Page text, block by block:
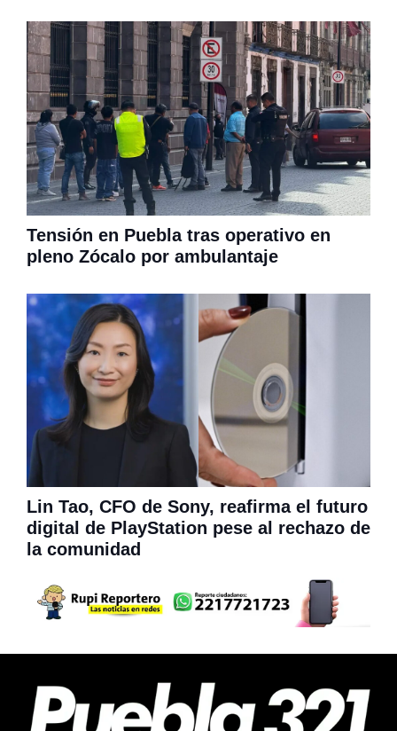
Tensión en Puebla tras operativo en
pleno Zócalo por ambulantaje
Lin Tao, CFO de Sony, reafirma el futuro
digital de PlayStation pese al rechazo de
la comunidad